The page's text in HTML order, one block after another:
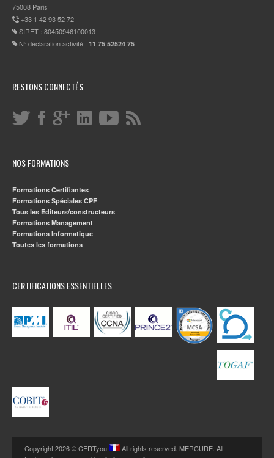
75008 Paris
+33 1 42 93 52 72
SIRET : 80450946100013
N° déclaration activité : 11 75 52524 75
RESTONS CONNECTÉS
NOS FORMATIONS
Formations Certifiantes
Formations Spéciales CPF
Tous les Editeurs/constructeurs
Formations Management
Formations Informatique
Toutes les formations
CERTIFICATIONS ESSENTIELLES
Copyright 2026 © CERTyou
All rights reserved. MERCURE. All